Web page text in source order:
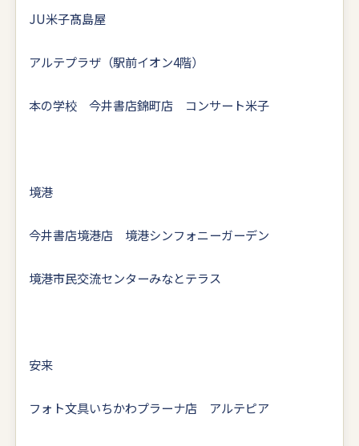
JU米子髙島屋
アルテプラザ（駅前イオン4階）
本の学校 今井書店錦町店 コンサート米子
境港
今井書店境港店 境港シンフォニーガーデン
境港市民交流センターみなとテラス
安来
フォト文具いちかわプラーナ店 アルテピア